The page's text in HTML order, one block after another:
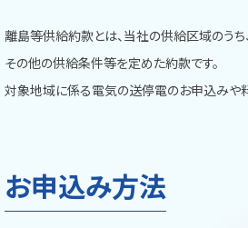
離島等供給約款とは、当社の供給区域のう
その他の供給条件等を定めた約款です。
対象地域に係る電気の送停電のお申込みや
お申込み方法